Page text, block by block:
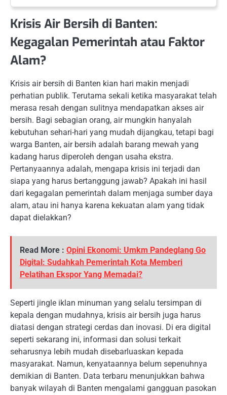
Krisis Air Bersih di Banten:
Kegagalan Pemerintah atau Faktor
Alam?
Krisis air bersih di Banten kian hari makin menjadi
perhatian publik. Terutama sekali ketika masyarakat telah
merasa resah dengan sulitnya mendapatkan akses air
bersih. Bagi sebagian orang, air mungkin hanyalah
kebutuhan sehari-hari yang mudah dijangkau, tetapi bagi
warga Banten, air bersih adalah barang mewah yang
kadang harus diperoleh dengan usaha ekstra.
Pertanyaannya adalah, mengapa krisis ini terjadi dan
siapa yang harus bertanggung jawab? Apakah ini hasil
dari kegagalan pemerintah dalam menjaga sumber daya
alam, atau ini hanya karena kekuatan alam yang tidak
dapat dielakkan?
Read More :Opini Ekonomi: Umkm Pandeglang Go
Digital: Sudahkah Pemerintah Kota Memberi
Pelatihan Ekspor Yang Memadai?
Seperti jingle iklan minuman yang selalu tersimpan di
kepala dengan mudahnya, krisis air bersih juga harus
diatasi dengan strategi cerdas dan inovasi. Di era digital
seperti sekarang ini, informasi dan solusi terkait
seharusnya lebih mudah disebarluaskan kepada
masyarakat. Namun, kenyataannya belum sepenuhnya
demikian di Banten. Data terbaru menunjukkan bahwa
banyak wilayah di Banten mengalami gangguan pasokan